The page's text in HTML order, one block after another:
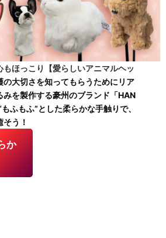
もほっこり【愛らしいアニマルヘッ
の大切さを知ってもらうためにリア
みを製作する豪州のブランド「HAN
ふもふ”とした柔らかな手触りで、
う！
か